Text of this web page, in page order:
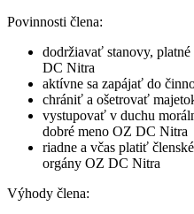
Povinnosti člena:
dodržiavať stanovy,
DC Nitra
aktívne sa zapájať do
chrániť a ošetrovať
vystupovať v duchu
dobré meno OZ DC Nitra
riadne a včas platiť
orgány OZ DC Nitra
Výhody člena: